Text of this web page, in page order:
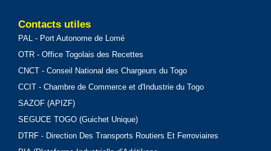
Contacts utiles
PAL - Port Autonome de Lomé
OTR - Office Togolais des Recettes
CNCT - Conseil National des Chargeurs du Togo
CCIT - Chambre de Commerce et d'Industrie du Togo
SAZOF (APIZF)
SEGUCE TOGO (Guichet Unique)
DTRF - Direction Des Transports Routiers Et Ferroviaires